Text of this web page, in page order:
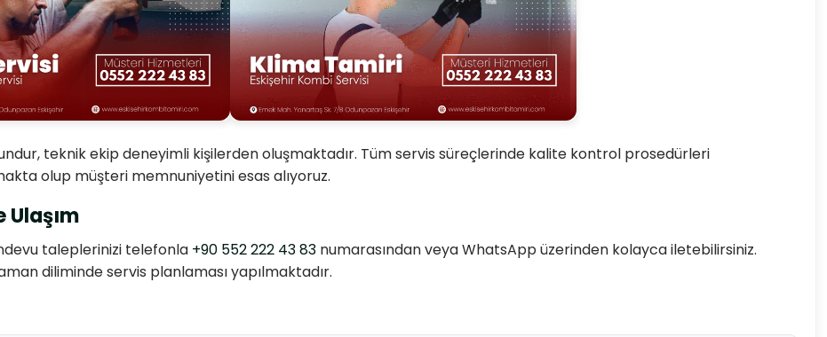
teknik ekip deneyimli kişilerden oluşmaktadır. Tüm servis süreçlerinde kalite kontrol prosedürleri
olup müşteri memnuniyetini esas alıyoruz.
taleplerinizi telefonla +90 552 222 43 83 numarasından veya WhatsApp üzerinden kolayca iletebilirsiniz.
diliminde servis planlaması yapılmaktadır.